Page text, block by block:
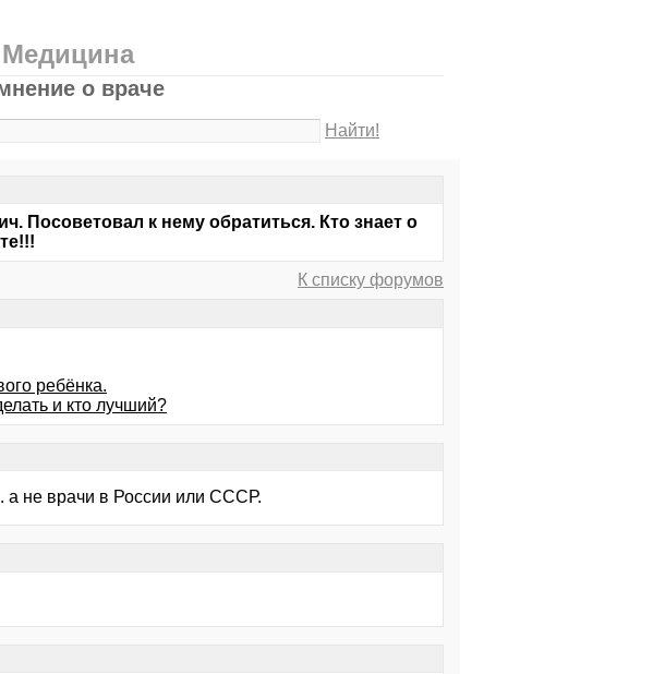
о враче
Найти!
Посоветовал к нему обратиться. Кто знает о
К списку форумов
ребёнка.
и кто лучший?
а не врачи в России или СССР.